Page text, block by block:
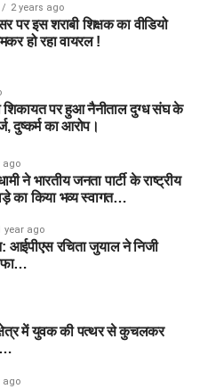
2 years ago
पर इस शराबी शिक्षक का वीडियो
हो रहा वायरल !
शिकायत पर हुआ नैनीताल दुग्ध संघ के
दुष्कर्म का आरोप।
ago
ने भारतीय जनता पार्टी के राष्ट्रीय
का किया भव्य स्वागत…
year ago
आईपीएस रचिता जुयाल ने निजी
क्षेत्र में युवक की पत्थर से कुचलकर
ago